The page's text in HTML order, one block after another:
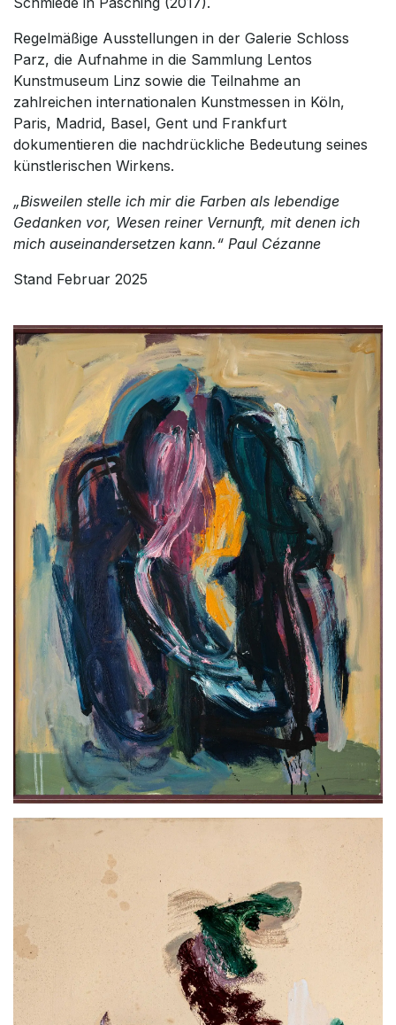
Regelmäßige Ausstellungen in der Galerie Schloss
Parz, die Aufnahme in die Sammlung Lentos
Kunstmuseum Linz sowie die Teilnahme an
zahlreichen internationalen Kunstmessen in Köln,
Paris, Madrid, Basel, Gent und Frankfurt
dokumentieren die nachdrückliche Bedeutung seines
künstlerischen Wirkens.
„Bisweilen stelle ich mir die Farben als lebendige
Gedanken vor, Wesen reiner Vernunft, mit denen ich
mich auseinandersetzen kann.“ Paul Cézanne
Stand Februar 2025